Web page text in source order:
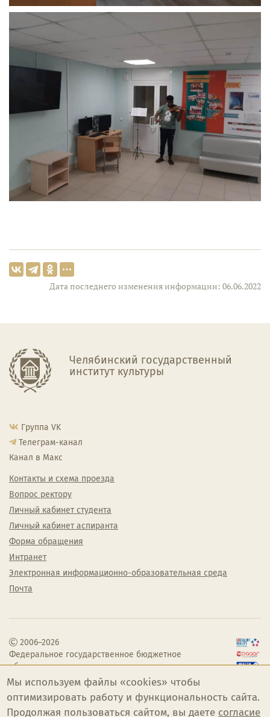
Дата последнего изменения информации: 06.06.2022
Челябинский государственный
институт культуры
Группа VK
Телеграм-канал
Канал в Макс
Контакты и схема проезда
Вопрос ректору
Личный кабинет студента
Личный кабинет аспиранта
Форма обращения
Интранет
Электронная информационно-образовательная среда
Почта
2006–2026
Федеральное государственное бюджетное
образовательное учреждение высшего
образования «Челябинский государственный
институт культуры»
Мы используем файлы «cookies» чтобы
оптимизировать работу и функциональность сайта.
Продолжая пользоваться сайтом, вы даете согласие